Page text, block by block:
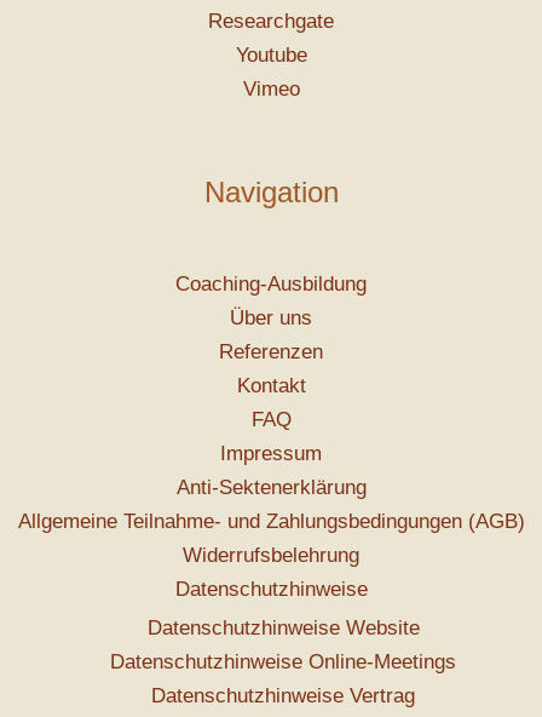
Researchgate
Youtube
Vimeo
Navigation
Coaching-Ausbildung
Über uns
Referenzen
Kontakt
FAQ
Impressum
Anti-Sektenerklärung
Allgemeine Teilnahme- und Zahlungsbedingungen (AGB)
Widerrufsbelehrung
Datenschutzhinweise
Datenschutzhinweise Website
Datenschutzhinweise Online-Meetings
Datenschutzhinweise Vertrag